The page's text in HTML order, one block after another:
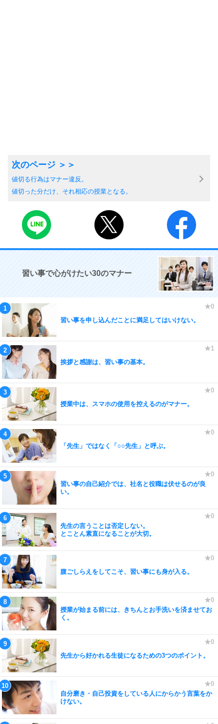
値切る行為はマナー違反。
値切った分だけ、それ相応の授業となる。
習い事で心がけたい30のマナー
習い事を申し込んだことに満足してはいけない。
挨拶と感謝は、習い事の基本。
授業中は、スマホの使用を控えるのがマナー。
「先生」ではなく「○○先生」と呼ぶ。
習い事の自己紹介では、社名と役職は伏せるのが良
い。
先生の言うことは否定しない。
とことん素直になることが大切。
腹ごしらえをしてこそ、習い事にも身が入る。
授業が始まる前には、きちんとお手洗いを済ませてお
く。
先生から好かれる生徒になるための3つのポイント。
自分磨き・自己投資をしている人にからかう言葉をか
けない。